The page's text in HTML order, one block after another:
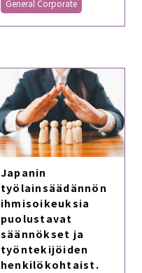
General Corporate
Japanin
työlainsäädännön
ihmisoikeuksia
puolustavat
säännökset ja
työntekijöiden
henkilökohtaist.